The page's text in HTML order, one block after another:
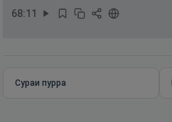
68:11
Сураи пурра